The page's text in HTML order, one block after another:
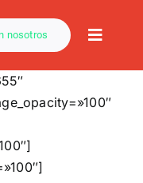
nosotros
Toggle